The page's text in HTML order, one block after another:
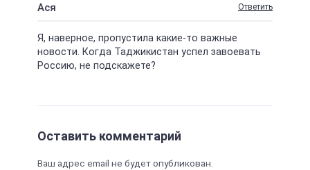
Ася Ответить
Я, наверное, пропустила какие-то важные
новости. Когда Таджикистан успел завоевать
Россию, не подскажете?
Оставить комментарий
Ваш адрес email не будет опубликован.